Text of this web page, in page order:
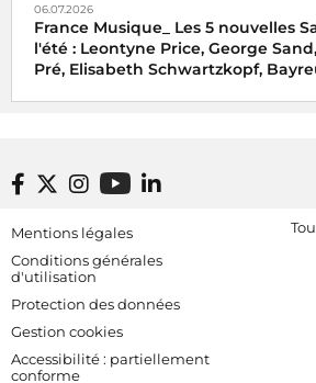
06.07.2026
France Musique_ Les 5 nouvelles
l'été : Leontyne Price, George
Pré, Elisabeth Schwartzkopf,
Footer bottom
Mentions légales
Conditions générales
d'utilisation
Protection des données
Gestion cookies
Accessibilité : partiellement
conforme
[RDF]